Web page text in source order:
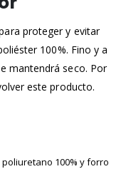
proteger y evitar
100%. Fino y a
mantendrá seco. Por
este producto.
100% y forro